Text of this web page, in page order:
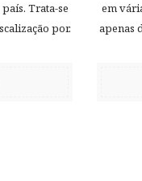
Trata-se
por.
em
apenas